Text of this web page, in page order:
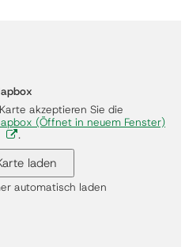
akzeptieren Sie die
(Öffnet in neuem Fenster)
.
laden
automatisch laden